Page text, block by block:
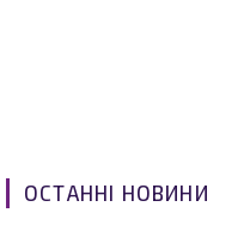
ОСТАННІ НОВИНИ